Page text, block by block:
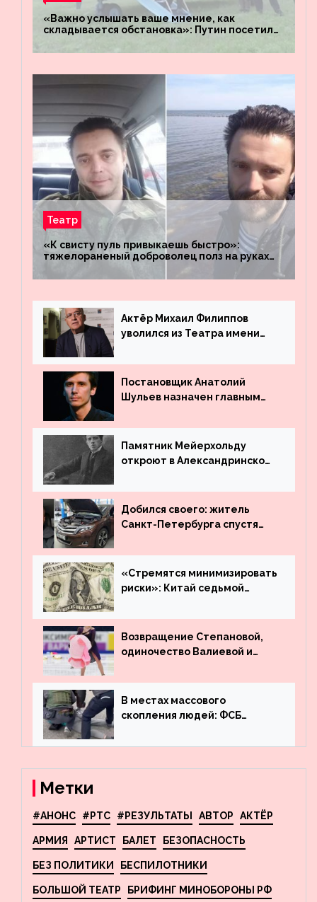
«Важно услышать ваше мнение, как
складывается обстановка»: Путин посетил
«Восток»
Театр
«К свисту пуль привыкаешь быстро»:
тяжелораненый доброволец полз на руках
четыре километра через заминированное
поле
Актёр Михаил Филиппов
уволился из Театра имени
Постановщик Анатолий
Шульев назначен главным
Вахтангова
Памятник Мейерхольду
откроют в Александринском
Добился своего: житель
Санкт-Петербурга спустя
угнанную в Казахстан
машину
«Стремятся минимизировать
риски»: Китай седьмой
деньги из американского
госдолга
Возвращение Степановой,
одиночество Валиевой и
что обсуждают в мире
фигурного катания
В местах массового
скопления людей: ФСБ
террористов, планировавших
Метки
#АНОНС #РТС #РЕЗУЛЬТАТЫ АВТОР АКТЁР
АРМИЯ АРТИСТ БАЛЕТ БЕЗОПАСНОСТЬ
БЕЗ ПОЛИТИКИ БЕСПИЛОТНИКИ
БОЛЬШОЙ ТЕАТР БРИФИНГ МИНОБОРОНЫ РФ